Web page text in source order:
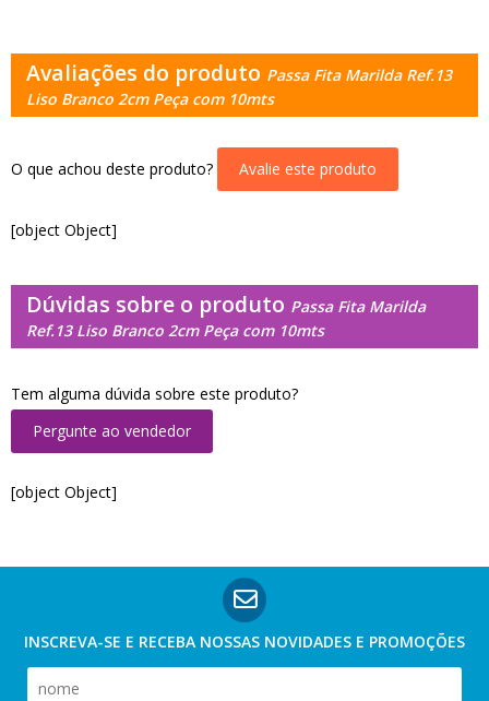
Avaliações do produto Passa Fita Marilda Ref.13
Liso Branco 2cm Peça com 10mts
O que achou deste produto? Avalie este produto
[object Object]
Dúvidas sobre o produto Passa Fita Marilda
Ref.13 Liso Branco 2cm Peça com 10mts
Tem alguma dúvida sobre este produto?
Pergunte ao vendedor
[object Object]
INSCREVA-SE E RECEBA NOSSAS NOVIDADES E PROMOÇÕES